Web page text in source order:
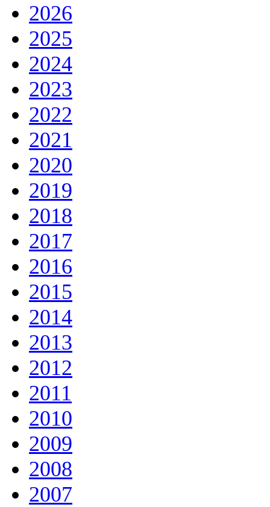
2026
2025
2024
2023
2022
2021
2020
2019
2018
2017
2016
2015
2014
2013
2012
2011
2010
2009
2008
2007